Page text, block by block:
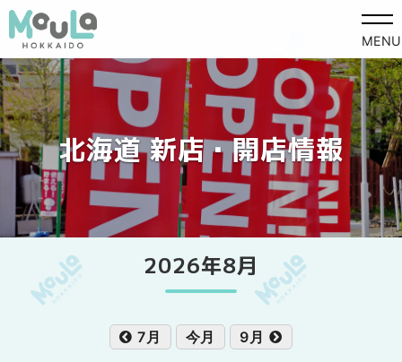
MENU
北海道 新店・開店情報
2026年8月
7月 今月 9月